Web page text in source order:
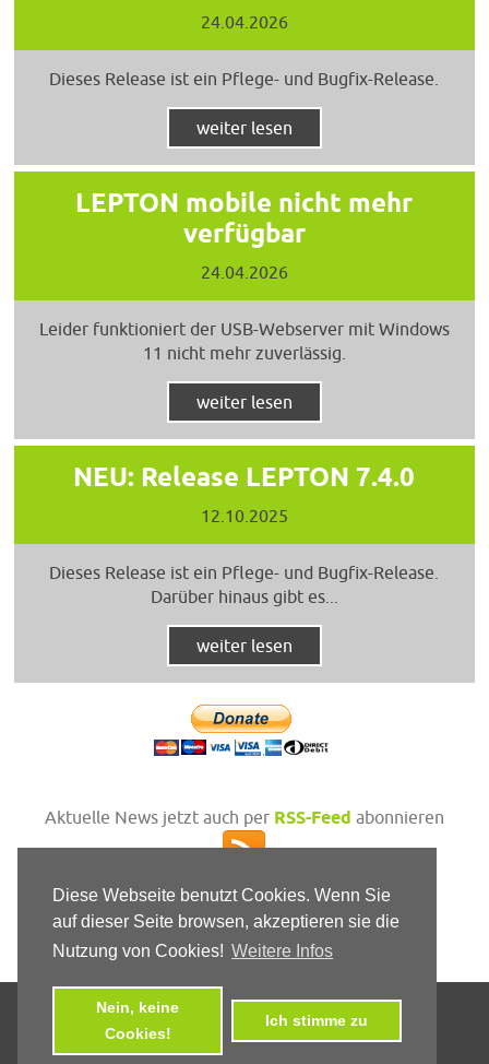
Diese Webseite benutzt Cookies. Wenn Sie
auf dieser Seite browsen, akzeptieren sie die
Nutzung von Cookies! Weitere Infos
Nein, keine
Cookies!
Ich stimme zu
24.04.2026
Dieses Release ist ein Pflege- und Bugfix-Release.
weiter lesen
LEPTON mobile nicht mehr
verfügbar
24.04.2026
Leider funktioniert der USB-Webserver mit Windows
11 nicht mehr zuverlässig.
weiter lesen
NEU: Release LEPTON 7.4.0
12.10.2025
Dieses Release ist ein Pflege- und Bugfix-Release.
Darüber hinaus gibt es...
weiter lesen
Aktuelle News jetzt auch per RSS-Feed abonnieren
© 2010 - 2026 by LEPTON-Project, all rights reserved
Impressum
Datenschutz